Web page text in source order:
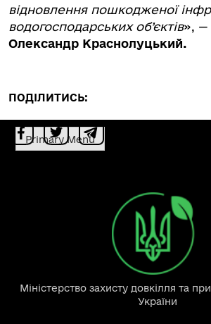
відновлення пошкодженої
водогосподарських об’єктів», —
Олександр Краснолуцький.
ПОДІЛИТИСЬ:
Primary Menu
Міністерство захисту довкілля та
України